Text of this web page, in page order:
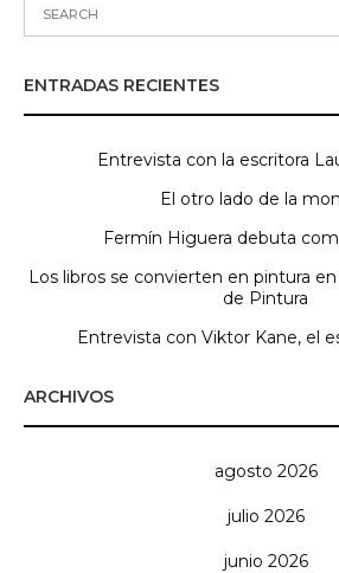
ENTRADAS RECIENTES
Entrevista con la escritora
El otro lado de la
Fermín Higuera debuta
Los libros se convierten en pintura
de Pintura
Entrevista con Viktor Kane, el
ARCHIVOS
agosto 2026
julio 2026
junio 2026